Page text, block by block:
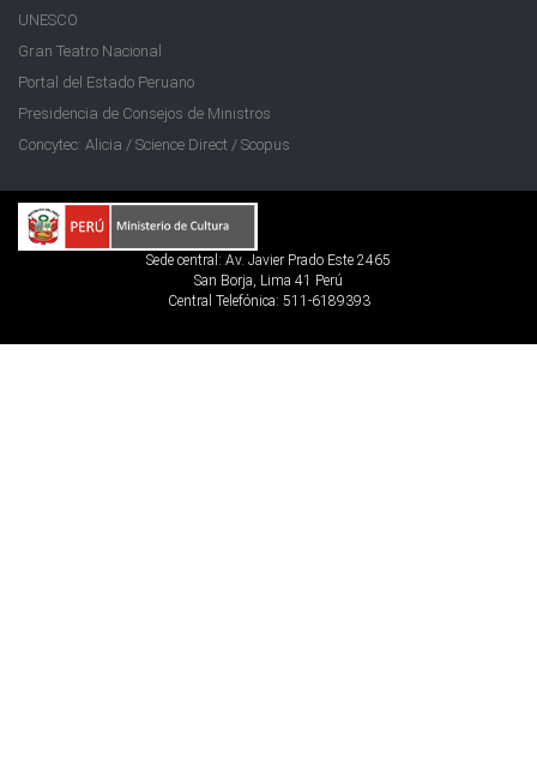
UNESCO
Gran Teatro Nacional
Portal del Estado Peruano
Presidencia de Consejos de Ministros
Concytec: Alicia / Science Direct / Scopus
Sede central: Av. Javier Prado Este 2465
San Borja, Lima 41 Perú
Central Telefónica: 511-6189393